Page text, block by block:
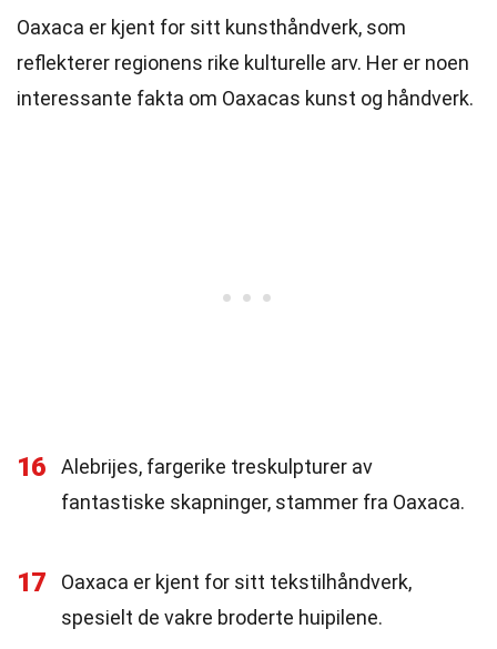
Oaxaca er kjent for sitt kunsthåndverk, som
reflekterer regionens rike kulturelle arv. Her er noen
interessante fakta om Oaxacas kunst og håndverk.
16
Alebrijes, fargerike treskulpturer av
fantastiske skapninger, stammer fra Oaxaca.
17
Oaxaca er kjent for sitt tekstilhåndverk,
spesielt de vakre broderte huipilene.